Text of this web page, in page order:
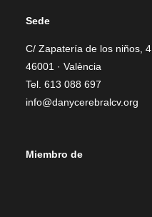
Sede
C/ Zapatería de los niños, 4
46001 · València
Tel. 613 088 697
info@danycerebralcv.org
Miembro de